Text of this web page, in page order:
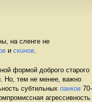
на сленге не
и скинов
формой доброго старого
Но, тем не менее, важно
субтильных панков 70-
агрессивность